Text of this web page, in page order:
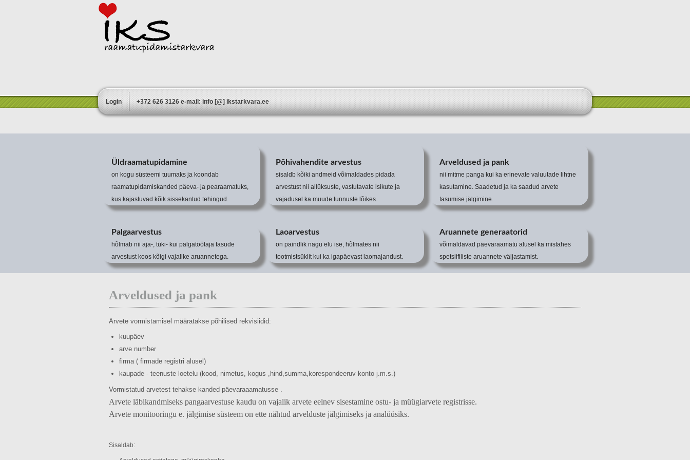
Login +372 626 3126 e-mail: info [@] ikstarkvara.ee
Üldraamatupidamine
on kogu süsteemi tuumaks ja koondab
raamatupidamiskanded päeva- ja pearaamatuks,
kus kajastuvad kõik sissekantud tehingud.
Põhivahendite arvestus
sisaldb kõiki andmeid võimaldades pidada
arvestust nii allüksuste, vastutavate isikute ja
vajadusel ka muude tunnuste lõikes.
Arveldused ja pank
nii mitme panga kui ka erinevate valuutade lihtne
kasutamine. Saadetud ja ka saadud arvete
tasumise jälgimine.
Palgaarvestus
hõlmab nii aja-, tüki- kui palgatöötaja tasude
arvestust koos kõigi vajalike aruannetega.
Laoarvestus
on paindlik nagu elu ise, hõlmates nii
tootmistsüklit kui ka igapäevast laomajandust.
Aruannete generaatorid
võimaldavad päevaraamatu alusel ka mistahes
spetsiifiliste aruannete väljastamist.
Arveldused ja pank
Arvete vormistamisel määratakse põhilised rekvisiidid:
kuupäev
arve number
firma ( firmade registri alusel)
kaupade - teenuste loetelu (kood, nimetus, kogus ,hind,summa,korespondeeruv konto j.m.s.)
Vormistatud arvetest tehakse kanded päevaraaamatusse .
Arvete läbikandmiseks pangaarvestuse kaudu on vajalik arvete eelnev sisestamine ostu- ja müügiarvete registrisse.
Arvete monitooringu e. jälgimise süsteem on ette nähtud arvelduste jälgimiseks ja analüüsiks.
Sisaldab: